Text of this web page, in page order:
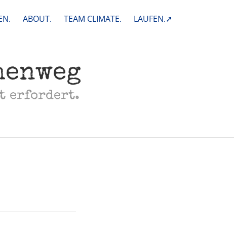
ABOUT. TEAM CLIMATE. LAUFEN.➚
erfordert.